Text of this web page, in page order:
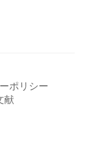
ポリシー
献